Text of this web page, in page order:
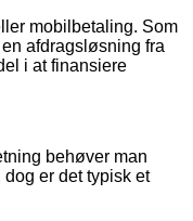
mobilbetaling. Som
afdragsløsning fra
i at finansiere
behøver man
er det typisk et